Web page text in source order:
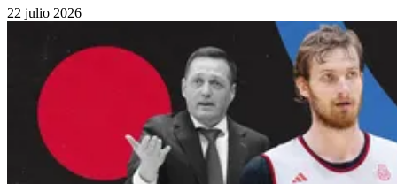
22 julio 2026